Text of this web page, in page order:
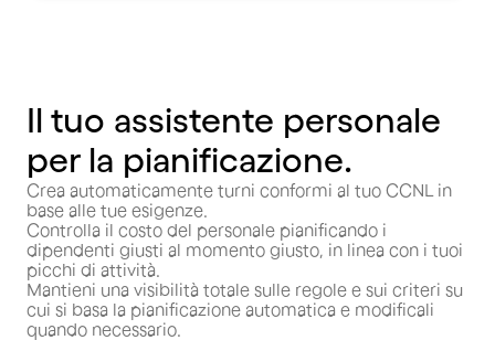
Il tuo assistente personale
per la pianificazione.
Crea automaticamente turni conformi al tuo CCNL in
base alle tue esigenze.
Controlla il costo del personale pianificando i
dipendenti giusti al momento giusto, in linea con i tuoi
picchi di attività.
Mantieni una visibilità totale sulle regole e sui criteri su
cui si basa la pianificazione automatica e modificali
quando necessario.